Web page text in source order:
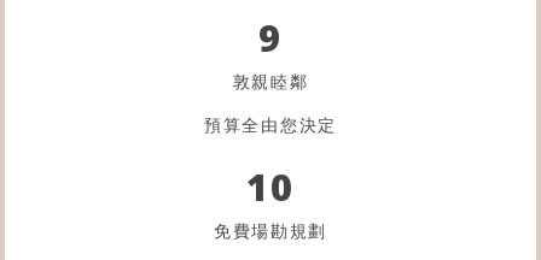
9
敦親睦鄰
預算全由您決定
10
免費場勘規劃